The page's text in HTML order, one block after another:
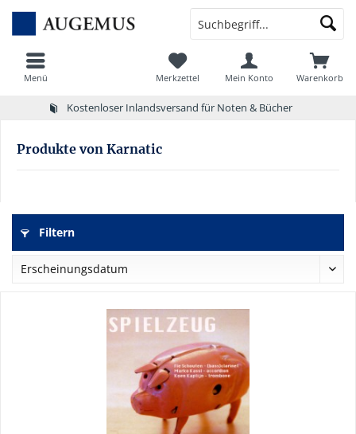
Kostenloser Inlandsversand für Noten & Bücher
Menü Warenkorb
Merkzettel Mein Konto
Produkte von Karnatic
Filtern